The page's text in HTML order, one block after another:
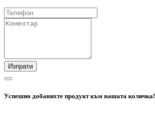
Изпрати
Успешно добавихте продукт към вашата количка!